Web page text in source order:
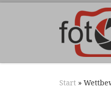
Zum Inhalt springen
Start »